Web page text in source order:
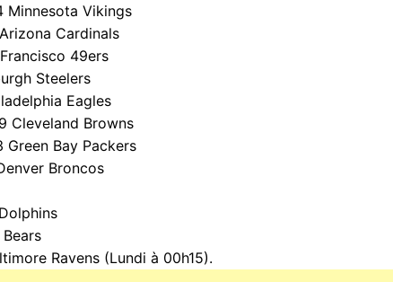
Minnesota Vikings
Cardinals
49ers
Steelers
Eagles
Cleveland Browns
Green Bay Packers
Broncos
Ravens (Lundi à 00h15).